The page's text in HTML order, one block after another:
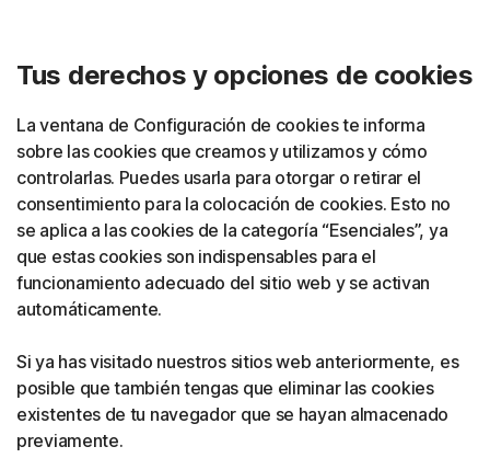
Tus derechos y opciones de cookies
La ventana de Configuración de cookies te informa
sobre las cookies que creamos y utilizamos y cómo
controlarlas. Puedes usarla para otorgar o retirar el
consentimiento para la colocación de cookies. Esto no
se aplica a las cookies de la categoría “Esenciales”, ya
que estas cookies son indispensables para el
funcionamiento adecuado del sitio web y se activan
automáticamente.
Si ya has visitado nuestros sitios web anteriormente, es
posible que también tengas que eliminar las cookies
existentes de tu navegador que se hayan almacenado
previamente.